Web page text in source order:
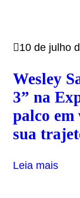
10 de julho
Wesley
3” na
palco em
sua
Leia mais